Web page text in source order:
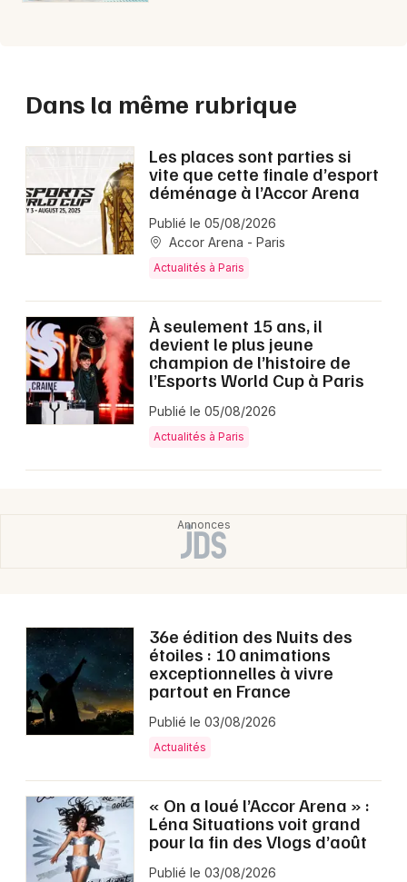
Dans la même rubrique
Les places sont parties si
vite que cette finale d’esport
déménage à l’Accor Arena
Publié le 05/08/2026
Accor Arena - Paris
Actualités à Paris
À seulement 15 ans, il
devient le plus jeune
champion de l’histoire de
l’Esports World Cup à Paris
Publié le 05/08/2026
Actualités à Paris
36e édition des Nuits des
étoiles : 10 animations
exceptionnelles à vivre
partout en France
Publié le 03/08/2026
Actualités
« On a loué l’Accor Arena » :
Léna Situations voit grand
pour la fin des Vlogs d’août
Publié le 03/08/2026